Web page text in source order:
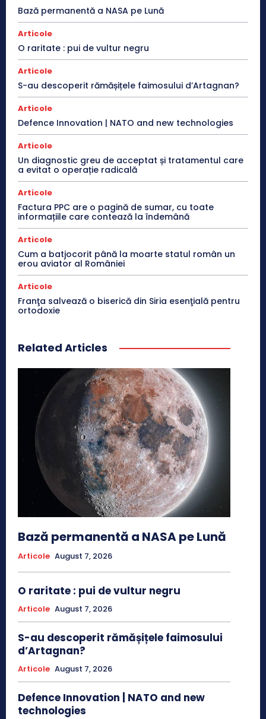
Bază permanentă a NASA pe Lună
Articole
O raritate : pui de vultur negru
Articole
S-au descoperit rămășițele faimosului d’Artagnan?
Articole
Defence Innovation | NATO and new technologies
Articole
Un diagnostic greu de acceptat și tratamentul care
a evitat o operație radicală
Articole
Factura PPC are o pagină de sumar, cu toate
informațiile care contează la îndemână
Articole
Cum a batjocorit până la moarte statul român un
erou aviator al României
Articole
Franţa salvează o biserică din Siria esenţială pentru
ortodoxie
Related Articles
Bază permanentă a NASA pe Lună
Articole August 7, 2026
O raritate : pui de vultur negru
Articole August 7, 2026
S-au descoperit rămășițele faimosului
d’Artagnan?
Articole August 7, 2026
Defence Innovation | NATO and new
technologies